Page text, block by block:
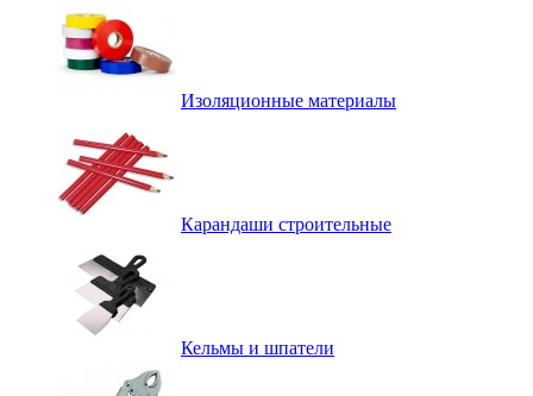
Изоляционные материалы
Карандаши строительные
Кельмы и шпатели